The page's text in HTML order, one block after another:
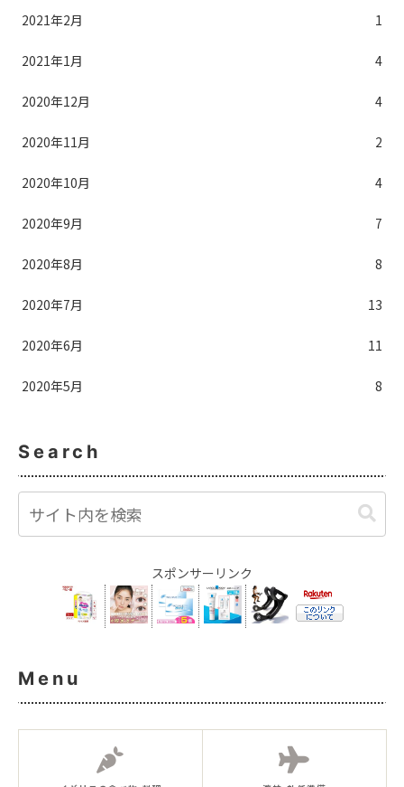
2021年2月 1
2021年1月 4
2020年12月 4
2020年11月 2
2020年10月 4
2020年9月 7
2020年8月 8
2020年7月 13
2020年6月 11
2020年5月 8
Search
スポンサーリンク
Menu